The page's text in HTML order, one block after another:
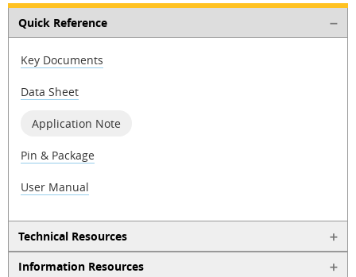
Quick Reference
Key Documents
Data Sheet
Application Note
Pin & Package
User Manual
Technical Resources
Information Resources